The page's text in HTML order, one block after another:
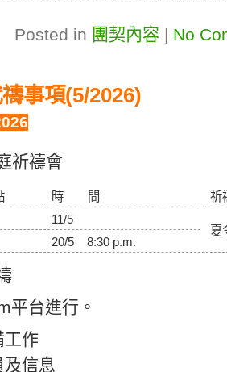
Posted in 團契內容 | No
事項(5/2026)
祈禱會
時 間
祈
11/5
夏
20/5 8:30 p.m.
平台進行。
工作
及信息